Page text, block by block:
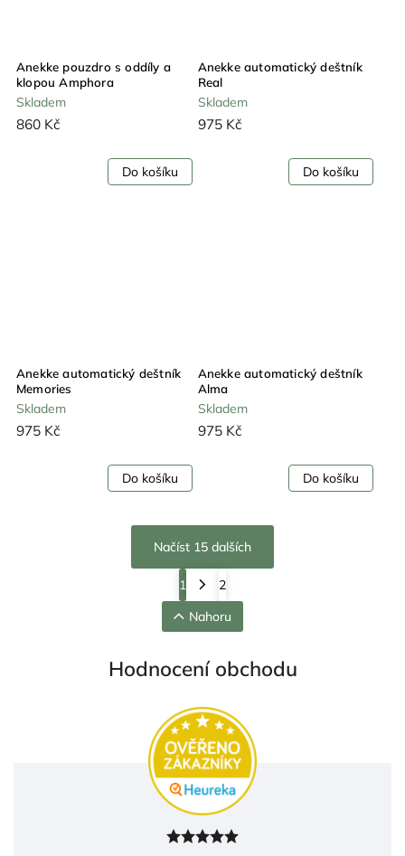
Anekke pouzdro s oddíly a
klopou Amphora
Skladem
860 Kč
Do košíku
Anekke automatický deštník
Real
Skladem
975 Kč
Do košíku
Anekke automatický deštník
Memories
Skladem
975 Kč
Do košíku
Anekke automatický deštník
Alma
Skladem
975 Kč
Do košíku
Načíst 15 dalších
1
2
Nahoru
Hodnocení obchodu